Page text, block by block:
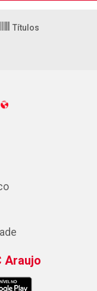
Títulos
Araujo